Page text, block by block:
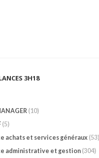
3H18
(10)
(5)
achats et services généraux(53)
administrative et gestion(304)